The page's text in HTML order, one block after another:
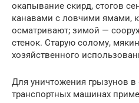
окапывание скирд, стогов
канавами с ловчими ямами,
осматривают; зимой —
стенок. Старую солому,
хозяйственного
Для уничтожения грызунов
транспортных машинах